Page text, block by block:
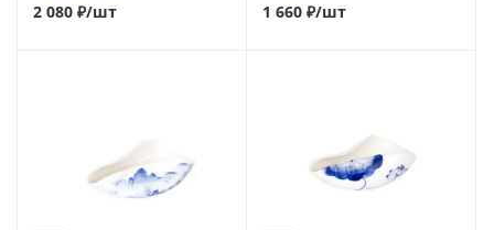
2 080 ₽/шт 1 660 ₽/шт